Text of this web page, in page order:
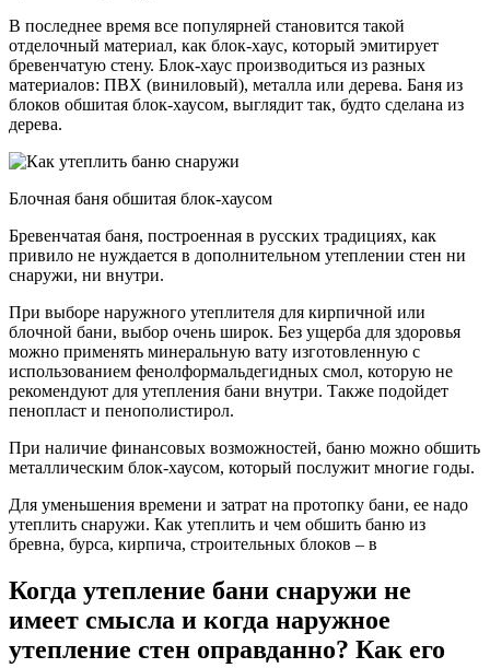
В последнее время все популярней становится такой
отделочный материал, как блок-хаус, который эмитирует
бревенчатую стену. Блок-хаус производиться из разных
материалов: ПВХ (виниловый), металла или дерева. Баня из
блоков обшитая блок-хаусом, выглядит так, будто сделана из
дерева.
Блочная баня обшитая блок-хаусом
Бревенчатая баня, построенная в русских традициях, как
привило не нуждается в дополнительном утеплении стен ни
снаружи, ни внутри.
При выборе наружного утеплителя для кирпичной или
блочной бани, выбор очень широк. Без ущерба для здоровья
можно применять минеральную вату изготовленную с
использованием фенолформальдегидных смол, которую не
рекомендуют для утепления бани внутри. Также подойдет
пенопласт и пенополистирол.
При наличие финансовых возможностей, баню можно обшить
металлическим блок-хаусом, который послужит многие годы.
Для уменьшения времени и затрат на протопку бани, ее надо
утеплить снаружи. Как утеплить и чем обшить баню из
бревна, бурса, кирпича, строительных блоков – в
Когда утепление бани снаружи не
имеет смысла и когда наружное
утепление стен оправданно? Как его